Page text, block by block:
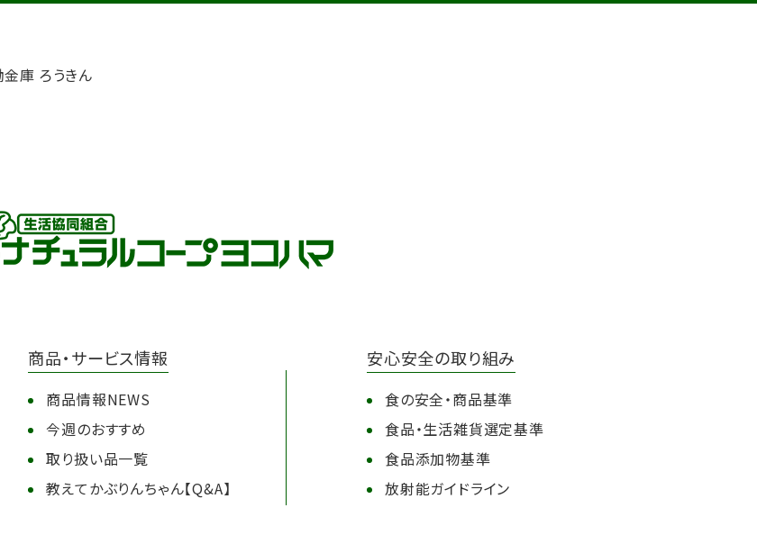
商品・サービス情報
商品情報NEWS
今週のおすすめ
取り扱い品一覧
教えてかぶりんちゃん【Q&A】
安心安全の取り組み
食の安全・商品基準
食品・生活雑貨選定基準
食品添加物基準
放射能ガイドライン